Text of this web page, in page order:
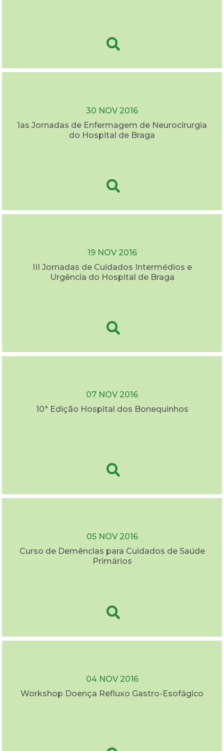
30 NOV 2016
1as Jornadas de Enfermagem de Neurocirurgia
do Hospital de Braga
19 NOV 2016
III Jornadas de Cuidados Intermédios e
Urgência do Hospital de Braga
07 NOV 2016
10ª Edição Hospital dos Bonequinhos
05 NOV 2016
Curso de Demências para Cuidados de Saúde
Primários
04 NOV 2016
Workshop Doença Refluxo Gastro-Esofágico